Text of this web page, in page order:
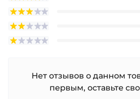
Нет отзывов о данном
первым, оставьте